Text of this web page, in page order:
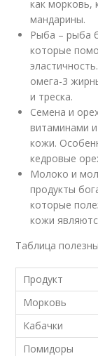
как морковь,
мандарины.
Рыба – рыба
которые
омега-3
и треска.
Семена и
витаминами
кожи.
кедровые
Молоко и
продукты
которые
кожи
Таблица
Продукт
Морковь
Кабачки
Помидоры